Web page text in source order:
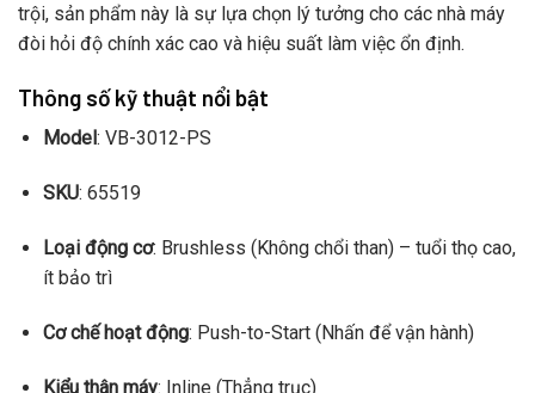
Chiều dài: 286 mm (11.3 inch)
Đường kính : 39 – 41 mm
Trọng lượng
trội, sản phẩm này là sự lựa chọn lý tưởng cho các nhà máy
đòi hỏi độ chính xác cao và hiệu suất làm việc ổn định.
Thông số kỹ thuật nổi bật
Model : VB-3012-PS
SKU: 65519
Loại động cơ: Brushless (Không chổi than) – tuổi thọ cao,
ít bảo trì
Cơ chế hoạt động: Push-to-Start (Nhấn để vận hành)
Kiểu thân máy: Inline (Thẳng trục)